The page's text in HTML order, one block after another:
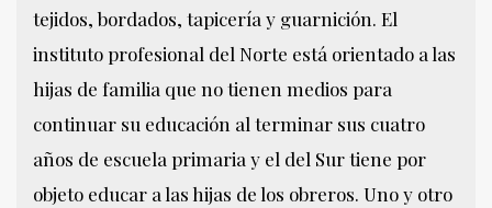
tejidos, bordados, tapicería y guarnición. El
instituto profesional del Norte está orientado a las
hijas de familia que no tienen medios para
continuar su educación al terminar sus cuatro
años de escuela primaria y el del Sur tiene por
objeto educar a las hijas de los obreros. Uno y otro